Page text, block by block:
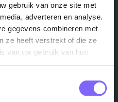
gebruik van onze site met
adverteren en analyse.
gegevens combineren met
ze heeft verstrekt of die ze
van uw gebruik van hun
je op de hoogte
instellen